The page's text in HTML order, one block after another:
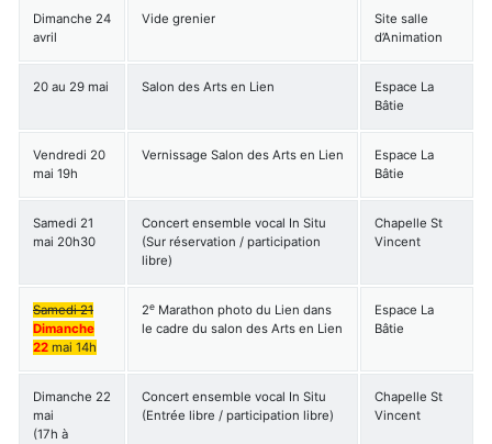
Dimanche 24
avril
Vide grenier
Site salle
d’Animation
20 au 29 mai Salon des Arts en Lien
Espace La
Bâtie
Vendredi 20
mai 19h
Vernissage Salon des Arts en Lien
Espace La
Bâtie
Samedi 21
mai 20h30
Concert ensemble vocal In Situ
(Sur réservation / participation
libre)
Chapelle St
Vincent
Samedi 21
Dimanche
22 mai 14h
2e Marathon photo du Lien dans
le cadre du salon des Arts en Lien
Espace La
Bâtie
Dimanche 22
mai
(17h à
Concert ensemble vocal In Situ
(Entrée libre / participation libre)
Chapelle St
Vincent